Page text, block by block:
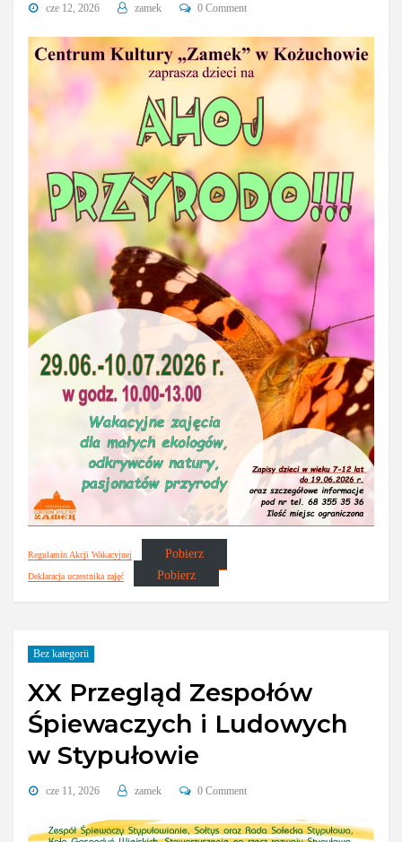
cze 12, 2026 zamek 0 Comment
Regulamin Akcji Wakacyjnej Pobierz
Deklaracja uczestnika zajęć Pobierz
Bez kategorii
XX Przegląd Zespołów
Śpiewaczych i Ludowych
w Stypułowie
cze 11, 2026 zamek 0 Comment